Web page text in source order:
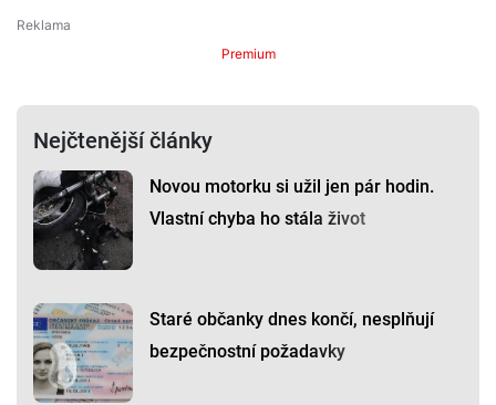
Premium
Nejčtenější články
Novou motorku si užil jen pár hodin.
Vlastní chyba ho stála život
Staré občanky dnes končí, nesplňují
bezpečnostní požadavky